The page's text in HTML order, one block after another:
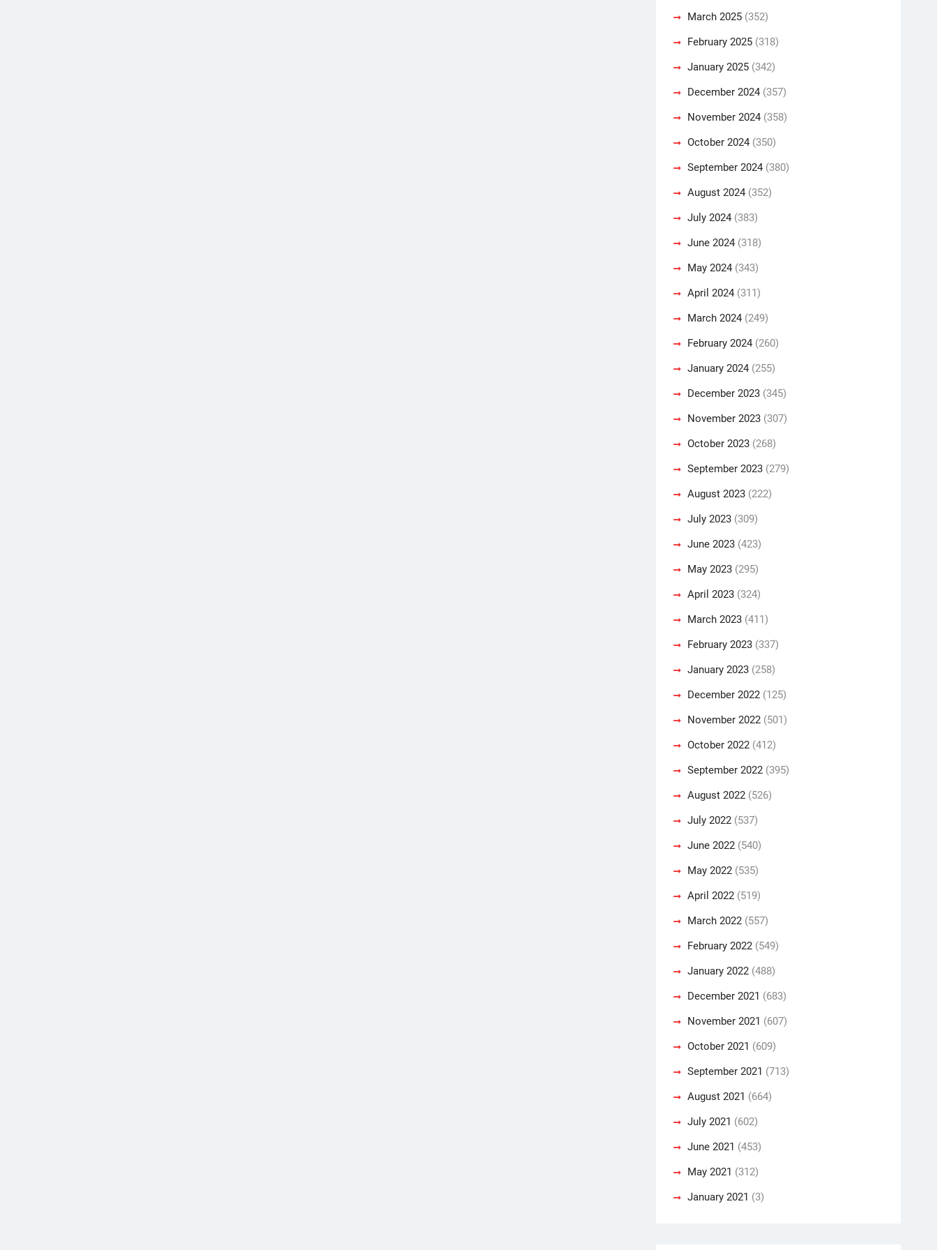
March 2025 (352)
February 2025 (318)
January 2025 (342)
December 2024 (357)
November 2024 (358)
October 2024 (350)
September 2024 (380)
August 2024 (352)
July 2024 (383)
June 2024 (318)
May 2024 (343)
April 2024 (311)
March 2024 (249)
February 2024 (260)
January 2024 (255)
December 2023 (345)
November 2023 (307)
October 2023 (268)
September 2023 (279)
August 2023 (222)
July 2023 (309)
June 2023 (423)
May 2023 (295)
April 2023 (324)
March 2023 (411)
February 2023 (337)
January 2023 (258)
December 2022 (125)
November 2022 (501)
October 2022 (412)
September 2022 (395)
August 2022 (526)
July 2022 (537)
June 2022 (540)
May 2022 (535)
April 2022 (519)
March 2022 (557)
February 2022 (549)
January 2022 (488)
December 2021 (683)
November 2021 (607)
October 2021 (609)
September 2021 (713)
August 2021 (664)
July 2021 (602)
June 2021 (453)
May 2021 (312)
January 2021 (3)